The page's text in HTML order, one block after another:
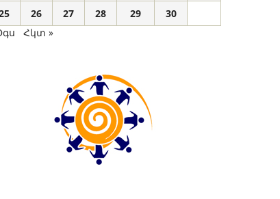
26 27 28 29
30
Հկտ »